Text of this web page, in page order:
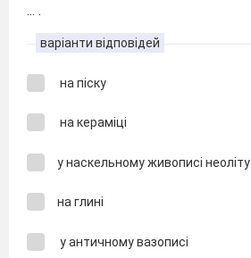
... .
варіанти відповідей
на піску
на кераміці
у наскельному живописі неоліту
на глині
у античному вазописі